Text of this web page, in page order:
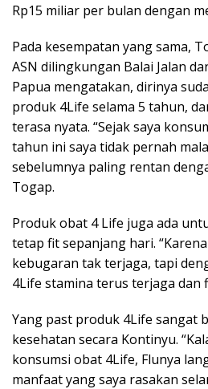
Rp15 miliar per bulan dengan
Pada kesempatan yang sama,
ASN dilingkungan Balai Jalan
Papua mengatakan, dirinya
produk 4Life selama 5 tahun,
terasa nyata. “Sejak saya
tahun ini saya tidak pernah
sebelumnya paling rentan
Togap.
Produk obat 4 Life juga ada
tetap fit sepanjang hari.
kebugaran tak terjaga, tapi
4Life stamina terus terjaga dan
Yang past produk 4Life sangat
kesehatan secara Kontinyu.
konsumsi obat 4Life, Flunya
manfaat yang saya rasakan